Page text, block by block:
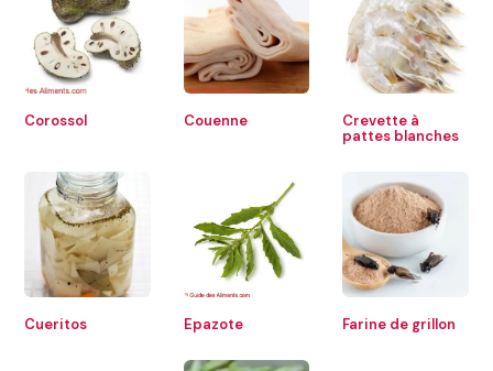
Corossol Couenne
Crevette à
pattes blanches
Cueritos Epazote Farine de grillon